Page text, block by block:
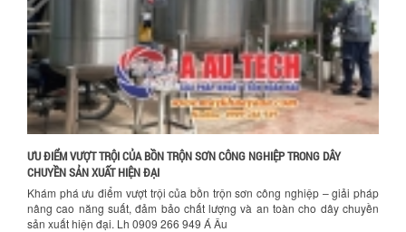
ƯU ĐIỂM VƯỢT TRỘI CỦA BỒN TRỘN SƠN CÔNG NGHIỆP TRONG DÂY
CHUYỀN SẢN XUẤT HIỆN ĐẠI
Khám phá ưu điểm vượt trội của bồn trộn sơn công nghiệp – giải pháp
nâng cao năng suất, đảm bảo chất lượng và an toàn cho dây chuyền
sản xuất hiện đại. Lh 0909 266 949 Á Âu
suất cao, kiểm soát nhiệt tốt, tiết kiệm
ƯU ĐÃI ĐẶC BIỆT: GIÁ MÁY KHUẤY SƠN
CÔNG NGHIỆP GIẢM SỐC
Ưu đãi đặc biệt: Giá máy khuấy sơn
công nghiệp giảm sốc lên đến 20%.
Tiết kiệm chi phí, nhận ngay máy
khuấy...
TỐI ƯU CHI PHÍ SẢN XUẤT VỚI MÁY TRỘN
SƠN CÔNG NGHIỆP HIỆN ĐẠI
Khám phá cách máy trộn sơn công
nghiệp giúp doanh nghiệp tiết kiệm